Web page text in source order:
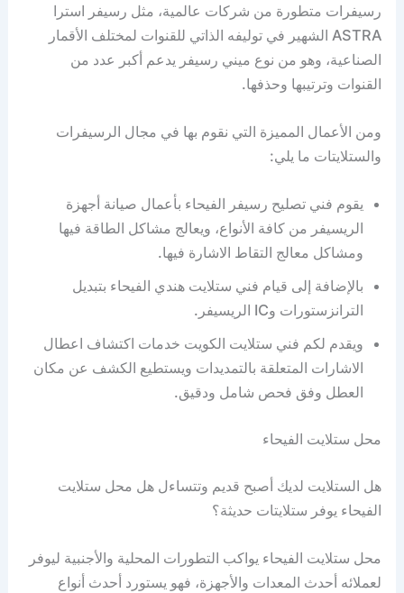
رسيفرات متطورة من شركات عالمية، مثل رسيفر استرا
ASTRA الشهير في توليفه الذاتي للقنوات لمختلف الأقمار
الصناعية، وهو من نوع ميني رسيفر يدعم أكبر عدد من
القنوات وترتيبها وحذفها.
ومن الأعمال المميزة التي نقوم بها في مجال الرسيفرات
والستلايتات ما يلي:
يقوم فني تصليح رسيفر الفيحاء بأعمال صيانة أجهزة
الريسيفر من كافة الأنواع، ويعالج مشاكل الطاقة فيها
ومشاكل معالج التقاط الاشارة فيها.
بالإضافة إلى قيام فني ستلايت هندي الفيحاء بتبديل
الترانزستورات وIC الريسيفر.
ويقدم لكم فني ستلايت الكويت خدمات اكتشاف اعطال
الاشارات المتعلقة بالتمديدات ويستطيع الكشف عن مكان
العطل وفق فحص شامل ودقيق.
محل ستلايت الفيحاء
هل الستلايت لديك أصبح قديم وتتساءل هل محل ستلايت
الفيحاء يوفر ستلايتات حديثة؟
محل ستلايت الفيحاء يواكب التطورات المحلية والأجنبية ليوفر
لعملائه أحدث المعدات والأجهزة، فهو يستورد أحدث أنواع